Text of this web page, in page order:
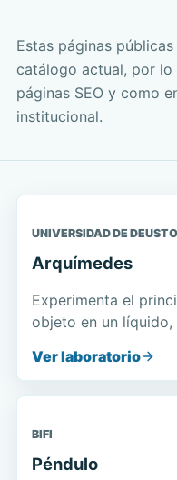
Estas páginas
catálogo actual, por lo
páginas SEO y como
institucional.
UNIVERSIDAD DE DEUSTO
Arquímedes
Experimenta el
objeto en un
Ver laboratorio
BIFI
Péndulo